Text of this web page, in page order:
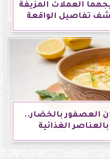
العملات المزيفة
تفاصيل الواقعة
العصفور بالخضار..
الغذائية